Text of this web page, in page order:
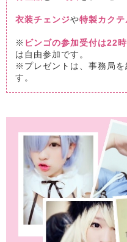
衣装チェンジや特製カクテ
※ ビンゴの参加受付は22
は自由参加です。
※プレゼントは、事務局を
す。